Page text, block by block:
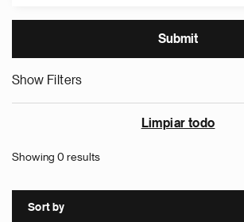
Show Filters
Limpiar todo
Showing 0 results
Sort by